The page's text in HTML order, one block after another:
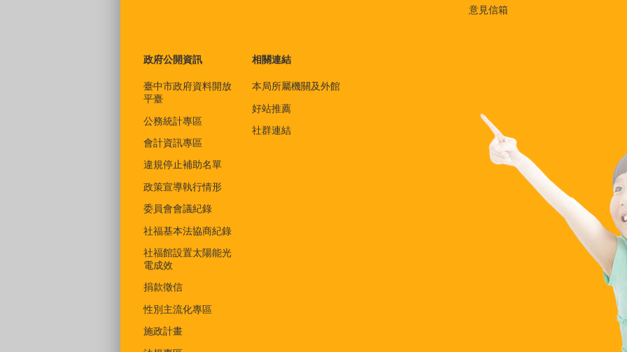
意見信箱
政府公開資訊
臺中市政府資料開放
平臺
公務統計專區
會計資訊專區
違規停止補助名單
政策宣導執行情形
委員會會議紀錄
社福基本法協商紀錄
社福館設置太陽能光
電成效
捐款徵信
性別主流化專區
施政計畫
相關連結
本局所屬機關及外館
好站推薦
社群連結